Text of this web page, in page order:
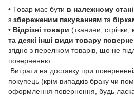
• Товар має бути в належному стані
з збереженим пакуванням та
• Відрізні товари (тканини,
та деякі інші види товару
згідно з переліком товарів, що не
поверненню.
Витрати на доставку при
покупець (крім випадків браку чи
оформлення повернення, будь